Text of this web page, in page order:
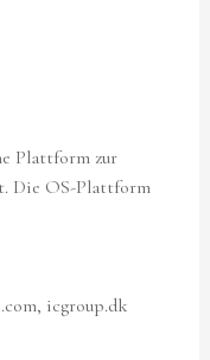
Plattform zur
Die OS-Plattform
icgroup.dk